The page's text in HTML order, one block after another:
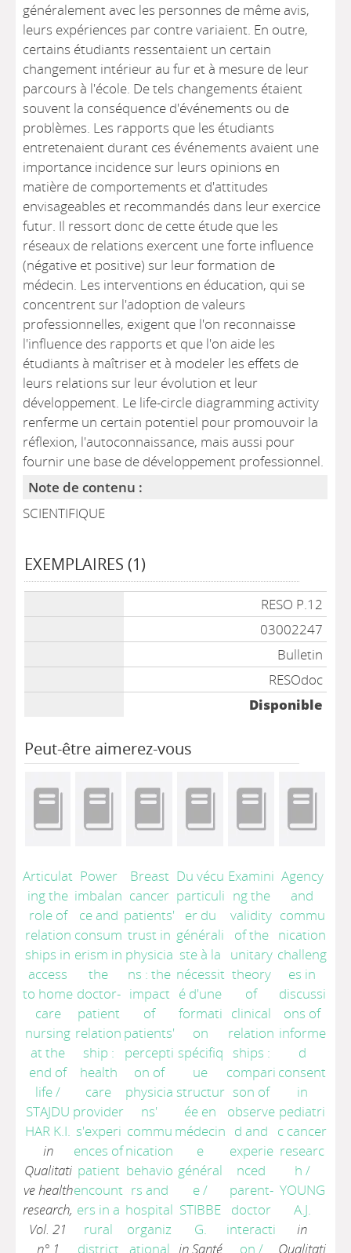
généralement avec les personnes de même avis,
leurs expériences par contre variaient. En outre,
certains étudiants ressentaient un certain
changement intérieur au fur et à mesure de leur
parcours à l'école. De tels changements étaient
souvent la conséquence d'événements ou de
problèmes. Les rapports que les étudiants
entretenaient durant ces événements avaient une
importance incidence sur leurs opinions en
matière de comportements et d'attitudes
envisageables et recommandés dans leur exercice
futur. Il ressort donc de cette étude que les
réseaux de relations exercent une forte influence
(négative et positive) sur leur formation de
médecin. Les interventions en éducation, qui se
concentrent sur l'adoption de valeurs
professionnelles, exigent que l'on reconnaisse
l'influence des rapports et que l'on aide les
étudiants à maîtriser et à modeler les effets de
leurs relations sur leur évolution et leur
développement. Le life-circle diagramming activity
renferme un certain potentiel pour promouvoir la
réflexion, l'autoconnaissance, mais aussi pour
fournir une base de développement professionnel.
Note de contenu :
SCIENTIFIQUE
EXEMPLAIRES (1)
RESO P.12
03002247
Bulletin
RESOdoc
Disponible
Peut-être aimerez-vous
Articulat
ing the
role of
relation
ships in
access
to home
care
nursing
at the
end of
life/
STAJDU
HAR K.I.
in
Qualitati
ve health
research,
Vol. 21
n° 1
Power
imbalan
ce and
consum
erism in
the
doctor-
patient
relation
ship :
health
care
provider
s'experi
ences of
patient
encount
ers in a
rural
district
Breast
cancer
patients'
trust in
physicia
ns : the
impact
of
patients'
percepti
on of
physicia
ns'
commu
nication
behavio
rs and
hospital
organiz
ational
Du vécu
particuli
er du
générali
ste à la
nécessit
é d'une
formati
on
spécifiq
ue
structur
ée en
médecin
e
général
e/
STIBBE
G.
in Santé
Examini
ng the
validity
of the
unitary
theory
of
clinical
relation
ships :
compari
son of
observe
d and
experie
nced
parent-
doctor
interacti
on /
Agency
and
commu
nication
challeng
es in
discussi
ons of
informe
d
consent
in
pediatri
c cancer
researc
h /
YOUNG
A.J.
in
Qualitati